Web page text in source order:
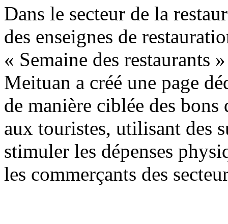
Dans le secteur de la
des enseignes de
« Semaine des restaurants
Meituan a créé une page
de manière ciblée des
aux touristes, utilisant des
stimuler les dépenses
les commerçants des